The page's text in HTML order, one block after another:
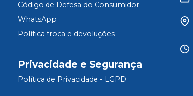
Código de Defesa do Consumidor
WhatsApp
Política troca e devoluções
Privacidade e Segurança
Política de Privacidade - LGPD